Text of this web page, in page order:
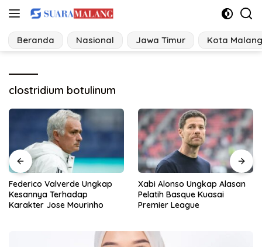
Langsung
konten
Beranda Nasional Jawa Timur Kota Malang
clostridium botulinum
Xabi Alonso Ungkap Alasan
Pelatih Basque Kuasai
Premier League
MBG Masuk Pesantren, Dapur
Mandiri Buka Tantangan
Baru Pengawasan